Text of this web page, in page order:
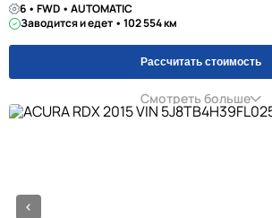
6 • FWD • AUTOMATIC
Заводится и едет • 102 554 км
Рассчитать стоимость
Смотреть больше